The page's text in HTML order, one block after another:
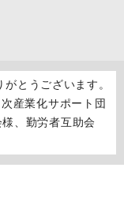
とうございます。
次産業化サポート団
、勤労者互助会